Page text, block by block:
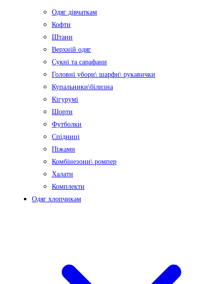
Одяг дівчаткам
Кофти
Штани
Верхній одяг
Сукні та сарафани
Головні убори\ шарфи\ рукавички
Купальники\білизна
Кігурумі
Шорти
Футболки
Спідниці
Піжами
Комбінезони\ ромпер
Халати
Комплекти
Одяг хлопчикам